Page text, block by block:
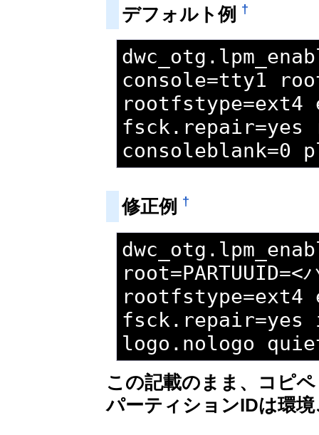
デフォルト例 †
console=tty1
rootfstype=ext4
fsck.repair=yes
consoleblank=0
修正例 †
root=PARTUUID=<
rootfstype=ext4
fsck.repair=yes
logo.nologo
この記載のまま、コピ
パーティションIDは環